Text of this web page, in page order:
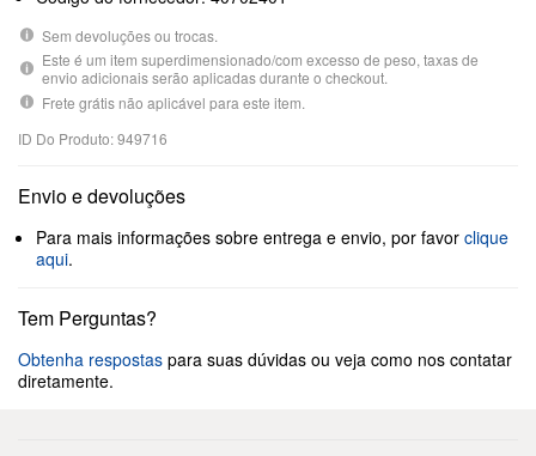
Sem devoluções ou trocas.
Este é um item superdimensionado/com excesso de peso, taxas de
envio adicionais serão aplicadas durante o checkout.
Frete grátis não aplicável para este item.
ID Do Produto: 949716
Envio e devoluções
Para mais informações sobre entrega e envio, por favor clique
aqui.
Tem Perguntas?
Obtenha respostas para suas dúvidas ou veja como nos contatar
diretamente.